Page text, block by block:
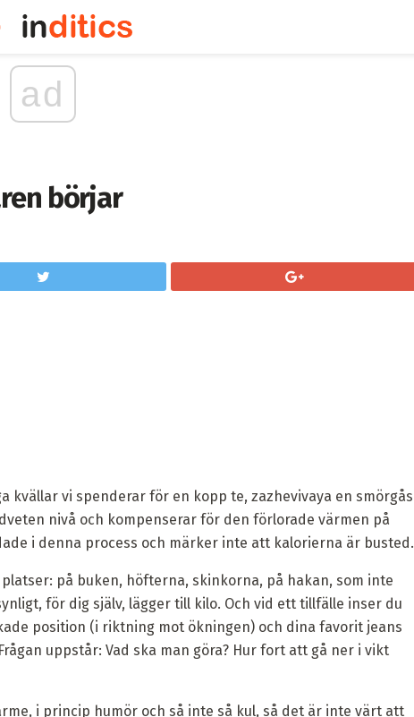
ad
börjar
kvällar vi spenderar för en kopp te, zazhevivaya en smörgås
nivå och kompenserar för den förlorade värmen på
i denna process och märker inte att kalorierna är busted.
på buken, höfterna, skinkorna, på hakan, som inte
för dig själv, lägger till kilo. Och vid ett tillfälle inser du
position (i riktning mot ökningen) och dina favorit jeans
uppstår: Vad ska man göra? Hur fort att gå ner i vikt
i princip humör och så inte så kul, så det är inte värt att